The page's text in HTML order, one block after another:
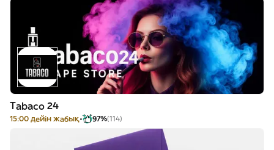
Tabaco 24
15:00 дейін жабық 97%(114)